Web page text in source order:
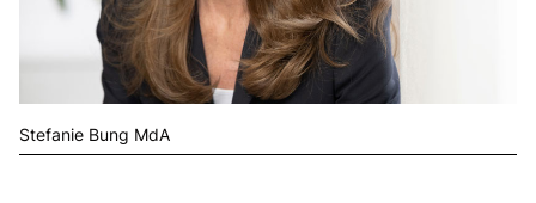
Stefanie Bung MdA